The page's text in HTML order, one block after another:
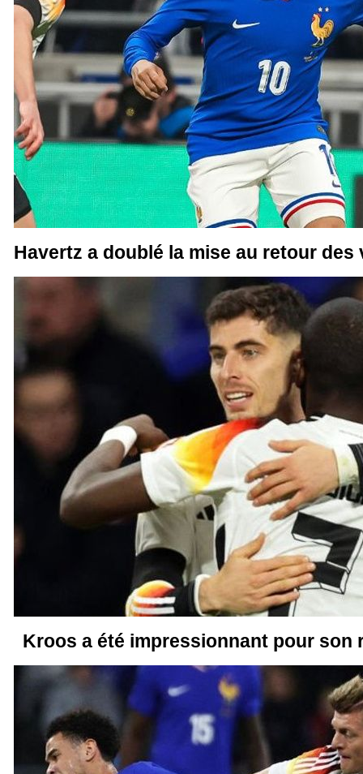
Havertz a doublé la mise au retour des
Kroos a été impressionnant pour son